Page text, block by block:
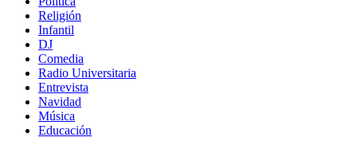
Religión
Infantil
DJ
Comedia
Radio Universitaria
Entrevista
Navidad
Música
Educación